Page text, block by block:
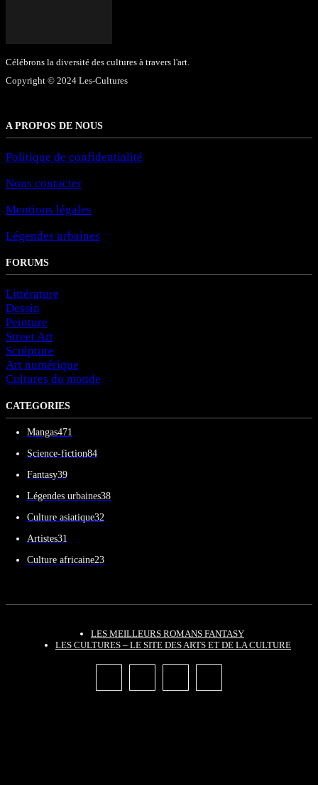
Célébrons la diversité des cultures à travers l'art.
Copyright © 2024 Les-Cultures
A PROPOS DE NOUS
Politique de confidentialité
Nous contacter
Mentions légales
Légendes urbaines
FORUMS
Littérature
Dessin
Peinture
Street Art
Sculpture
Art numérique
Cultures du monde
CATEGORIES
Mangas471
Science-fiction84
Fantasy39
Légendes urbaines38
Culture asiatique32
Artistes31
Culture africaine23
LES MEILLEURS ROMANS FANTASY
LES CULTURES – LE SITE DES ARTS ET DE LA CULTURE